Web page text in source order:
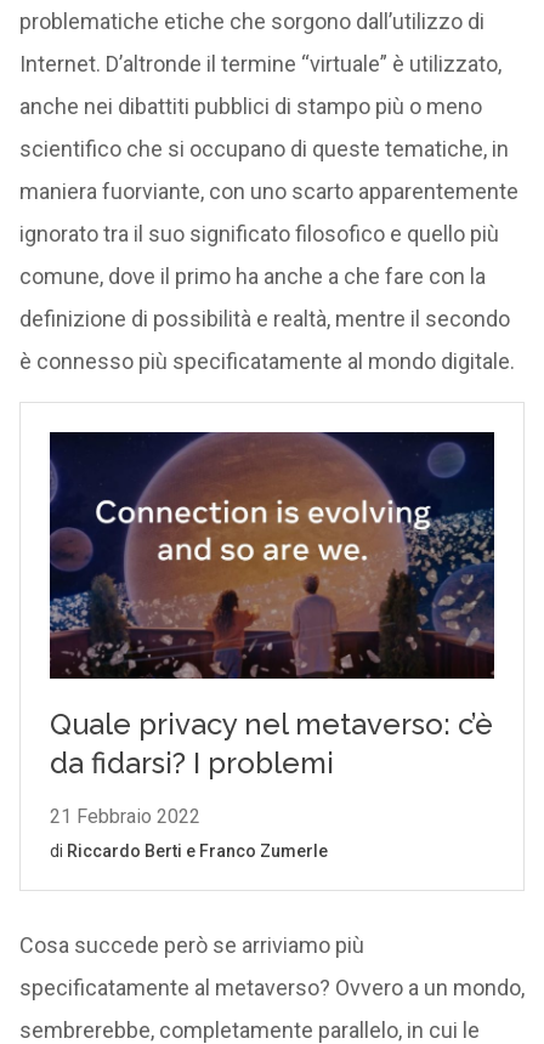
problematiche etiche che sorgono dall’utilizzo di
Internet. D’altronde il termine “virtuale” è utilizzato,
anche nei dibattiti pubblici di stampo più o meno
scientifico che si occupano di queste tematiche, in
maniera fuorviante, con uno scarto apparentemente
ignorato tra il suo significato filosofico e quello più
comune, dove il primo ha anche a che fare con la
definizione di possibilità e realtà, mentre il secondo
è connesso più specificatamente al mondo digitale.
Cosa succede però se arriviamo più
specificatamente al metaverso? Ovvero a un mondo,
sembrerebbe, completamente parallelo, in cui le